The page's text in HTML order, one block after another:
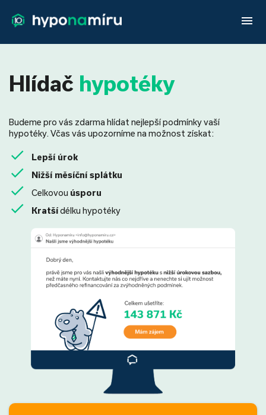
menu
Hlídač hypotéky
Budeme pro vás zdarma hlídat nejlepší podmínky vaší
hypotéky. Včas vás upozorníme na možnost získat:
Lepší úrok
Nižší měsíční splátku
Celkovou úsporu
Kratšídélku hypotéky